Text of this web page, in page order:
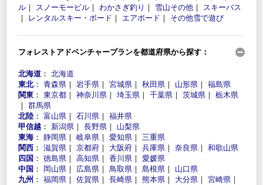
ル ｜ スノーモービル ｜ わかさぎ釣り ｜ 雪山その他 ｜ スキーバス
｜
レンタルスキー・ボード ｜ エアボード ｜ その他雪で遊び
フォレストアドベンチャープランを都道府県から探す：
北海道 ： 北海道
東北： 青森県 ｜ 岩手県 ｜ 宮城県 ｜ 秋田県 ｜ 山形県 ｜ 福島県
関東 ： 東京都 ｜ 神奈川県 ｜ 埼玉県 ｜ 千葉県 ｜ 茨城県 ｜ 栃木県
｜ 群馬県
北陸 ： 富山県 ｜ 石川県 ｜ 福井県
甲信越 ： 新潟県 ｜ 長野県 ｜ 山梨県
東海 ： 静岡県 ｜ 岐阜県 ｜ 愛知県 ｜ 三重県
関西 ： 滋賀県 ｜ 京都府 ｜ 大阪府 ｜ 兵庫県 ｜ 奈良県 ｜ 和歌山県
四国 ： 徳島県 ｜ 高知県 ｜ 香川県 ｜ 愛媛県
中国 ： 岡山県 ｜ 広島県 ｜ 鳥取県 ｜ 島根県 ｜ 山口県
九州 ： 福岡県 ｜ 佐賀県 ｜ 長崎県 ｜ 熊本県 ｜ 大分県 ｜ 宮崎県 ｜